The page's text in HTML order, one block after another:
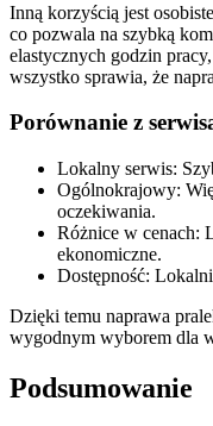
Inną korzyścią jest
co pozwala na szybką
elastycznych godzin
wszystko sprawia, że
Porównanie z
Lokalny serwis:
Ogólnokrajowy:
oczekiwania.
Różnice w cenach:
ekonomiczne.
Dostępność:
Dzięki temu naprawa
wygodnym wyborem dla
Podsumowanie